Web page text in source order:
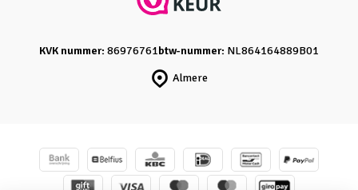
Almere
KVK nummer: 86976761btw-nummer: NL864164889B01